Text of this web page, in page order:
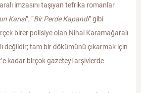
imzasını taşıyan tefrika romanlar
Karısı”, “Bir Perde Kapandı” gibi
birer polisiye olan Nihal Karamağaralı
değildir; tam bir dökümünü çıkarmak için
kadar birçok gazeteyi arşivlerde